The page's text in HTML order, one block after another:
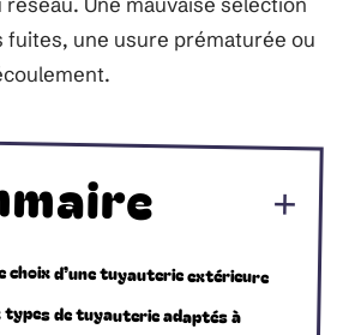
fuites, une usure prématurée ou
choix d’une tuyauterie extérieure
types de tuyauterie adaptés à